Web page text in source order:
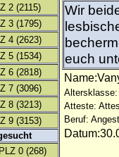
2 (2115)
3 (1795)
4 (2623)
5 (1534)
6 (2818)
7 (3096)
8 (3213)
9 (3153)
0 (268)
Wir
euch
Altersklasse:
Atteste:
Beruf: